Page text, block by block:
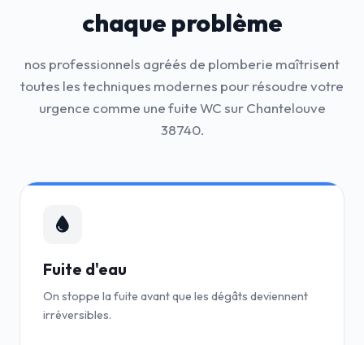
chaque problème
nos professionnels agréés de plomberie maîtrisent
toutes les techniques modernes pour résoudre votre
urgence comme une fuite WC sur Chantelouve
38740.
Fuite d'eau
On stoppe la fuite avant que les dégâts deviennent
irréversibles.